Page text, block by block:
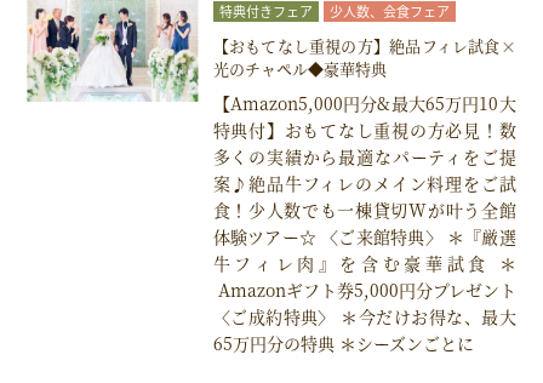
特典付きフェア
少人数、会食フェア
料理試食付きフェア
【おもてなし重視の方】絶品フィレ試食×
光のチャペル◆豪華特典
【Amazon5,000円分&最大65万円10大
特典付】おもてなし重視の方必見！数
多くの実績から最適なパーティをご提
案♪絶品牛フィレのメイン料理をご試
食！少人数でも一棟貸切Wが叶う全館
体験ツアー☆ 〈ご来館特典〉 ＊『厳選
牛フィレ肉』を含む豪華試食 ＊
Amazonギフト券5,000円分プレゼント
〈ご成約特典〉 ＊今だけお得な、最大
65万円分の特典 ＊シーズンごとに